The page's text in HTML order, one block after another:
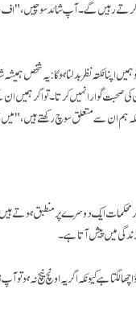
کرتے رہیں گے۔ آپ شائد سوچیں،
اپنا نکتہ نظر بدلنا ہوگا: یہ شخص
صحبت گوارا نہیں کرتا۔ تو اگر ہمیں
ہم ان سے متعلق سوچ رکھتے ہیں،
محکمات ایک دوسرے پر منطبق ہوتے
میں پیش آتا ہے۔
ہے کیونکہ اگر یہ اونچ نیچ نہ ہو تو